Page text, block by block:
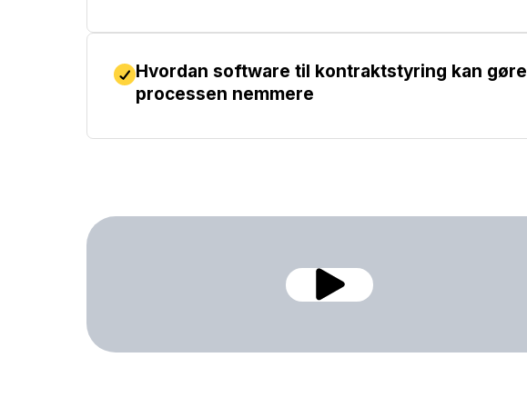
Hvordan software til kontraktstyring kan gøre
processen nemmere